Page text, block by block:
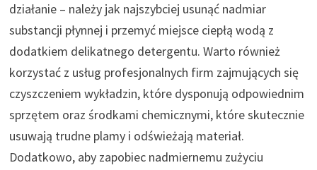
działanie – należy jak najszybciej usunąć nadmiar
substancji płynnej i przemyć miejsce ciepłą wodą z
dodatkiem delikatnego detergentu. Warto również
korzystać z usług profesjonalnych firm zajmujących się
czyszczeniem wykładzin, które dysponują odpowiednim
sprzętem oraz środkami chemicznymi, które skutecznie
usuwają trudne plamy i odświeżają materiał.
Dodatkowo, aby zapobiec nadmiernemu zużyciu